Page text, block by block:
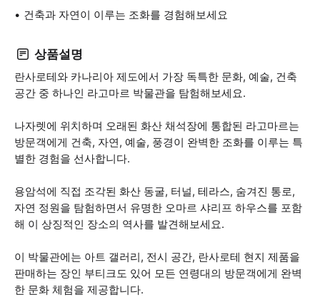
건축과 자연이 이루는 조화를 경험해보세요
상품설명
란사로테와 카나리아 제도에서 가장 독특한 문화, 예술, 건축
공간 중 하나인 라고마르 박물관을 탐험해보세요.
나자렛에 위치하며 오래된 화산 채석장에 통합된 라고마르는
방문객에게 건축, 자연, 예술, 풍경이 완벽한 조화를 이루는 특
별한 경험을 선사합니다.
용암석에 직접 조각된 화산 동굴, 터널, 테라스, 숨겨진 통로,
자연 정원을 탐험하면서 유명한 오마르 샤리프 하우스를 포함
해 이 상징적인 장소의 역사를 발견해보세요.
이 박물관에는 아트 갤러리, 전시 공간, 란사로테 현지 제품을
판매하는 장인 부티크도 있어 모든 연령대의 방문객에게 완벽
한 문화 체험을 제공합니다.